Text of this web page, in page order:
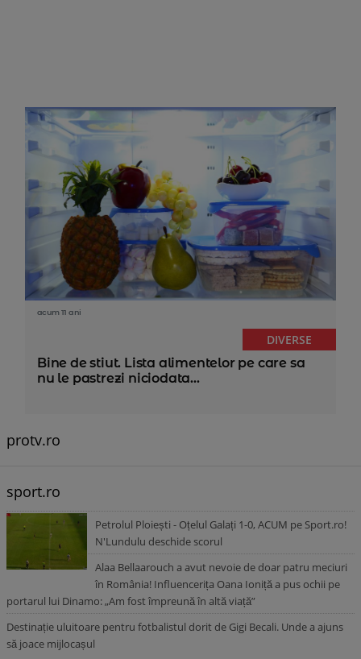
acum 11 ani
DIVERSE
Bine de stiut. Lista alimentelor pe care sa
nu le pastrezi niciodata...
protv.ro
sport.ro
Petrolul Ploiești - Oțelul Galați 1-0, ACUM pe Sport.ro!
N'Lundulu deschide scorul
Alaa Bellaarouch a avut nevoie de doar patru meciuri
în România! Influencerița Oana Ioniță a pus ochii pe
portarul lui Dinamo: „Am fost împreună în altă viață”
Destinație uluitoare pentru fotbalistul dorit de Gigi Becali. Unde a ajuns
să joace mijlocașul